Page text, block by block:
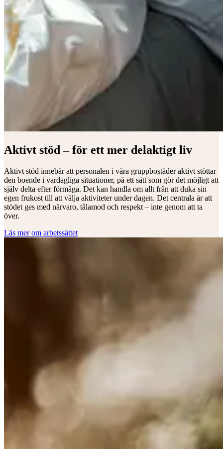
Aktivt stöd – för ett mer delaktigt liv
Aktivt stöd innebär att personalen i våra gruppbostäder aktivt stöttar
den boende i vardagliga situationer, på ett sätt som gör det möjligt att
själv delta efter förmåga. Det kan handla om allt från att duka sin
egen frukost till att välja aktiviteter under dagen. Det centrala är att
stödet ges med närvaro, tålamod och respekt – inte genom att ta
över.
Läs mer om arbetssättet